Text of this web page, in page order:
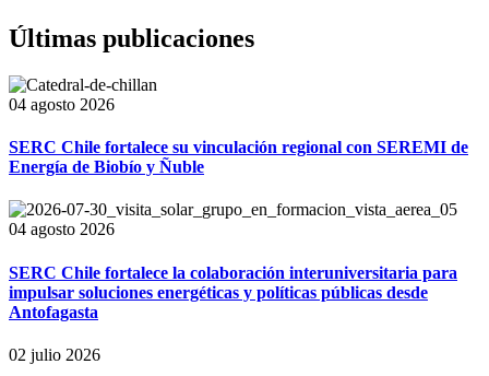
Últimas publicaciones
04 agosto 2026
SERC Chile fortalece su vinculación regional con SEREMI de
Energía de Biobío y Ñuble
04 agosto 2026
SERC Chile fortalece la colaboración interuniversitaria para
impulsar soluciones energéticas y políticas públicas desde
Antofagasta
02 julio 2026